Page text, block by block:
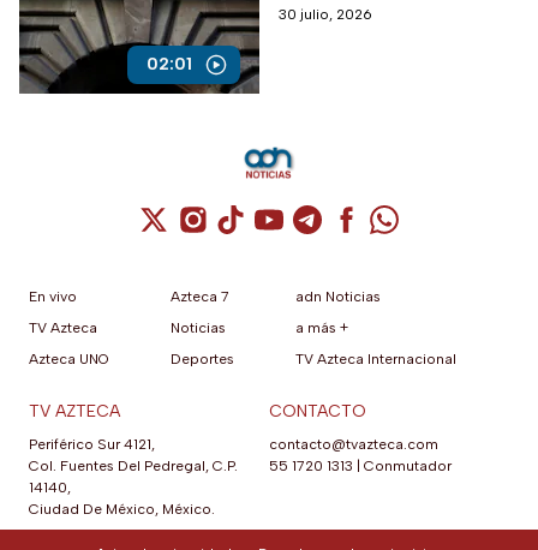
02:01
puntos del PIB y ahora por la
30 julio, 2026
Cuenta de X / Twitter (se abre en una
Cuenta de Instagram (se abre en una
Cuenta de TikTok (se abre en
Cuenta de YouTube (se abre
Cuenta de Telegram (se
Cuenta de
Cuenta de
En vivo
TV Azteca
Azteca UNO
Azteca 7
Noticias
Deportes
adn Noticias
a más +
TV Azteca Internacional
TV AZTECA
Periférico Sur 4121,
Col. Fuentes Del Pedregal, C.P.
14140,
Ciudad De México, México.
CONTACTO
contacto@tvazteca.com
55 1720 1313
Conmutador